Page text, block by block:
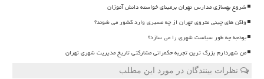
شروع بهسازی مدارس تهران برمبنای خواسته دانش آموزان
واگن های چینی متروی تهران از چه مسیری وارد کشور می شوند؟
بودجه چه طور سیاست شهری را می سازد؟
من شهردارم بزرگ ترین تجربه حکمرانی مشارکتی تاریخ مدیریت شهری تهران
نظرات بینندگان در مورد این مطلب